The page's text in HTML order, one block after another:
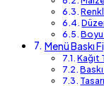
Menü Baskı
Kağıt